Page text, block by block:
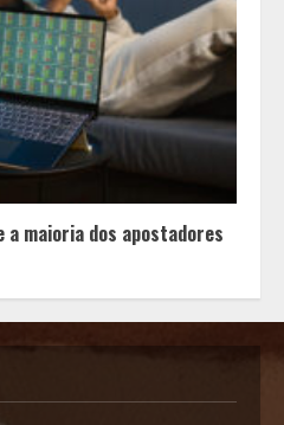
a maioria dos apostadores